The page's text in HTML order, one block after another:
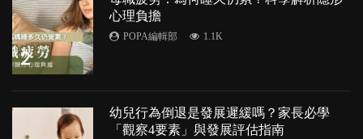
2
心理負擔
POPA編輯部 1.1K
幼兒行為倒退是發展遲緩嗎？家長必學
「觀察4要素」與發展評估指南